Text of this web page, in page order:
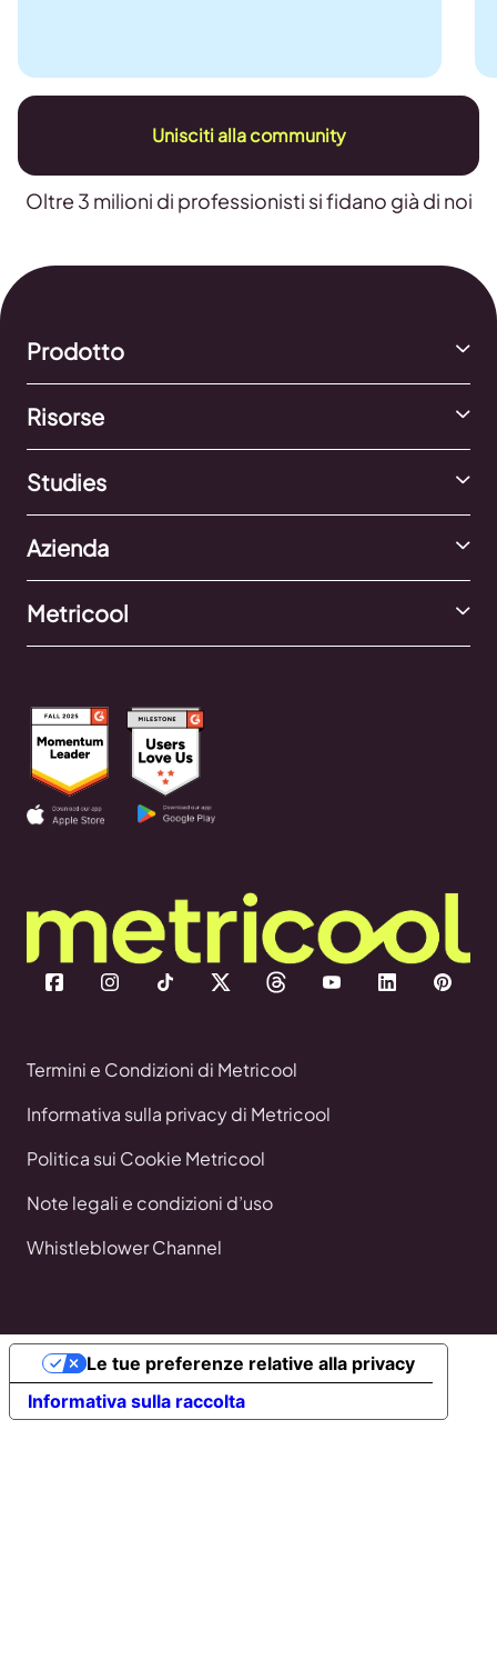
Unisciti alla community
Oltre 3 milioni di professionisti si fidano già di noi
Prodotto
Risorse
Studies
Azienda
Metricool
Termini e Condizioni di Metricool
Informativa sulla privacy di Metricool
Politica sui Cookie Metricool
Note legali e condizioni d’uso
Whistleblower Channel
Informativa sulla raccolta
Le tue preferenze relative alla privacy